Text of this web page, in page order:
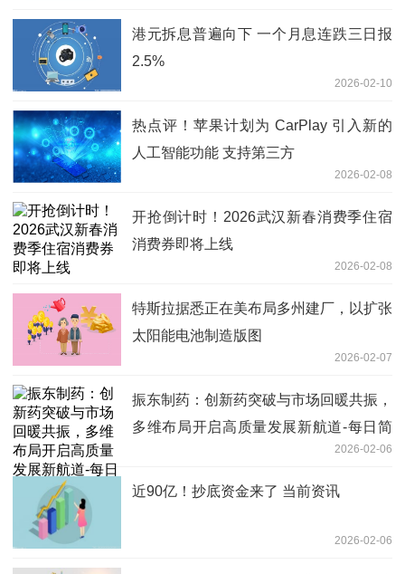
港元拆息普遍向下 一个月息连跌三日报
2.5%
2026-02-10
热点评！苹果计划为 CarPlay 引入新的
人工智能功能 支持第三方
2026-02-08
开抢倒计时！2026武汉新春消费季住宿
消费券即将上线
2026-02-08
特斯拉据悉正在美布局多州建厂，以扩张
太阳能电池制造版图
2026-02-07
振东制药：创新药突破与市场回暖共振，
多维布局开启高质量发展新航道-每日简
2026-02-06
近90亿！抄底资金来了 当前资讯
2026-02-06